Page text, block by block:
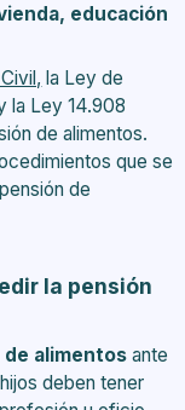
educación
la Ley de
la Ley 14.908
de alimentos.
que se
de
la pensión
de alimentos ante
deben tener